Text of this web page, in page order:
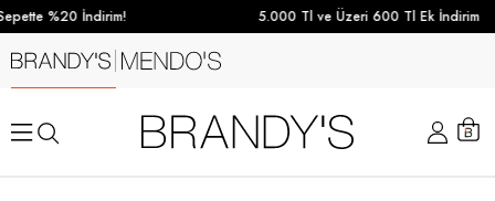
%20 İndirim! 5.000 Tl ve Üzeri 600 Tl Ek İndirim